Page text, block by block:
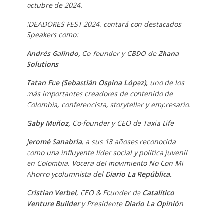
octubre de 2024.
IDEADORES FEST 2024, contará con destacados
Speakers como:
Andrés Galindo, Co-founder y CBDO deZhana
Solutions
Tatan Fue (Sebastián Ospina López), uno de los
más importantes creadores de contenido de
Colombia, conferencista, storyteller y empresario.
Gaby Muñoz, Co-founder y CEO de Taxia Life
Jeromé Sanabria, a sus 18 añoses reconocida
como una influyente líder social y política juvenil
en Colombia. Vocera del movimiento No Con Mi
Ahorro ycolumnista delDiario La República.
Cristian Verbel, CEO & Founder de Catalítico
Venture Buildery Presidente Diario La Opinión